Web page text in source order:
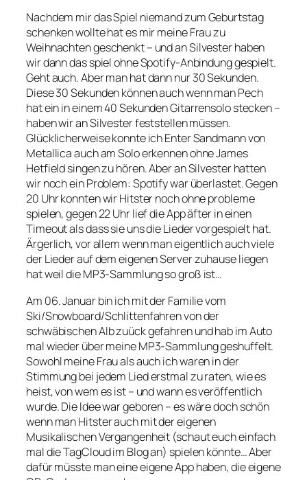
Nachdem mir das Spiel niemand zum Geburtstag
schenken wollte hat es mir meine Frau zu
Weihnachten geschenkt – und an Silvester haben
wir dann das spiel ohne Spotify-Anbindung gespielt.
Geht auch. Aber man hat dann nur 30 Sekunden.
Diese 30 Sekunden können auch wenn man Pech
hat ein in einem 40 Sekunden Gitarrensolo stecken –
haben wir an Silvester feststellen müssen.
Glücklicherweise konnte ich Enter Sandmann von
Metallica auch am Solo erkennen ohne James
Hetfield singen zu hören. Aber an Silvester hatten
wir noch ein Problem: Spotify war überlastet. Gegen
20 Uhr konnten wir Hitster noch ohne probleme
spielen, gegen 22 Uhr lief die App äfter in einen
Timeout als dass sie uns die Lieder vorgespielt hat.
Ärgerlich, vor allem wenn man eigentlich auch viele
der Lieder auf dem eigenen Server zuhause liegen
hat weil die MP3-Sammlung so groß ist…
Am 06. Januar bin ich mit der Familie vom
Ski/Snowboard/Schlittenfahren von der
schwäbischen Alb zuück gefahren und hab im Auto
mal wieder über meine MP3-Sammlung geshuffelt.
Sowohl meine Frau als auch ich waren in der
Stimmung bei jedem Lied erstmal zu raten, wie es
heist, von wem es ist – und wann es veröffentlich
wurde. Die Idee war geboren – es wäre doch schön
wenn man Hitster auch mit der eigenen
Musikalischen Vergangenheit (schaut euch einfach
mal die TagCloud im Blog an) spielen könnte… Aber
dafür müsste man eine eigene App haben, die eigene